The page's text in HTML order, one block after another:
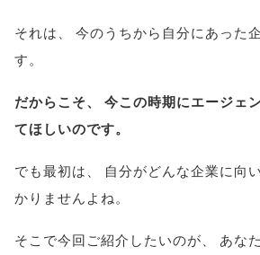
それは
今のうちから自分にあった
す。
だからこそ、
今この時期にエージェ
てほしいのです。
でも最初は
自分がどんな企業に向
かりませんよね。
そこで今回ご紹介したいのが
あな